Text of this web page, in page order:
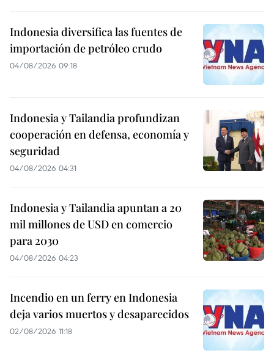
Indonesia diversifica las fuentes de
importación de petróleo crudo
04/08/2026 09:18
Indonesia y Tailandia profundizan
cooperación en defensa, economía y
seguridad
04/08/2026 04:31
Indonesia y Tailandia apuntan a 20
mil millones de USD en comercio
para 2030
04/08/2026 04:23
Incendio en un ferry en Indonesia
deja varios muertos y desaparecidos
02/08/2026 11:18